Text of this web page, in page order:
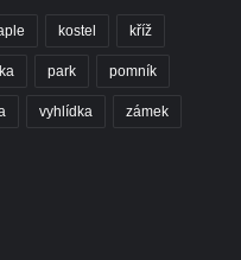
kostel kříž
park pomník
vyhlídka zámek